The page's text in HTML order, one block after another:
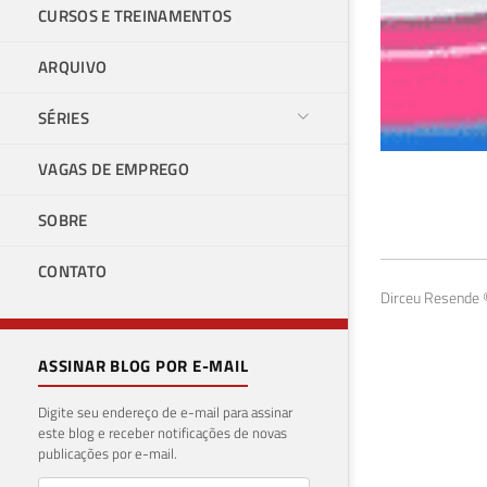
CURSOS E TREINAMENTOS
ARQUIVO
SÉRIES
VAGAS DE EMPREGO
SOBRE
CONTATO
ASSINAR BLOG POR E-MAIL
Digite seu endereço de e-mail para assinar
este blog e receber notificações de novas
publicações por e-mail.
26 de
Dirceu